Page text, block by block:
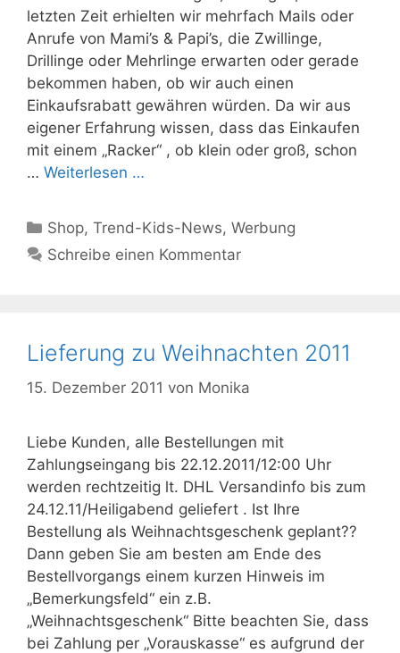
letzten Zeit erhielten wir mehrfach Mails oder
Anrufe von Mami’s & Papi’s, die Zwillinge,
Drillinge oder Mehrlinge erwarten oder gerade
bekommen haben, ob wir auch einen
Einkaufsrabatt gewähren würden. Da wir aus
eigener Erfahrung wissen, dass das Einkaufen
mit einem „Racker“ , ob klein oder groß, schon
… Weiterlesen …
Kategorien
Shop,Trend-Kids-News,Werbung
Schreibe einen Kommentar
Lieferung zu Weihnachten 2011
15. Dezember 2011 von Monika
Liebe Kunden, alle Bestellungen mit
Zahlungseingang bis 22.12.2011/12:00 Uhr
werden rechtzeitig lt. DHL Versandinfo bis zum
24.12.11/Heiligabend geliefert . Ist Ihre
Bestellung als Weihnachtsgeschenk geplant??
Dann geben Sie am besten am Ende des
Bestellvorgangs einem kurzen Hinweis im
„Bemerkungsfeld“ ein z.B.
„Weihnachtsgeschenk“ Bitte beachten Sie, dass
bei Zahlung per „Vorauskasse“ es aufgrund der